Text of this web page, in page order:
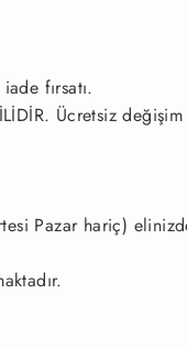
fırsatı.
Ücretsiz
Pazar hariç)